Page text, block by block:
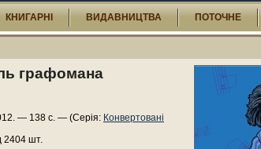
КНИГАРНІ ВИДАВНИЦТВА ПОТОЧНЕ
графомана
— 138 с. — (Серія: Конвертовані
2404 шт.